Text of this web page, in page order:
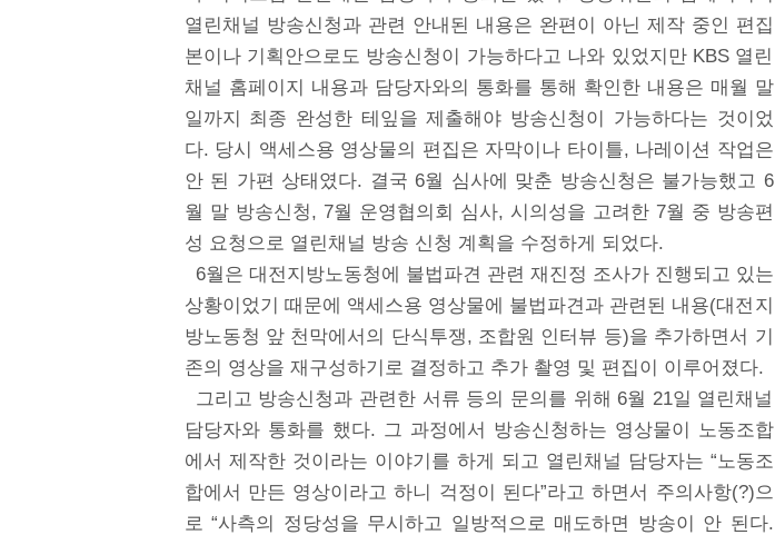
열린채널 방송신청과 관련 안내된 내용은 완편이 아닌 제작 중인 편집
본이나 기획안으로도 방송신청이 가능하다고 나와 있었지만 KBS 열린
채널 홈페이지 내용과 담당자와의 통화를 통해 확인한 내용은 매월 말
일까지 최종 완성한 테잎을 제출해야 방송신청이 가능하다는 것이었
다. 당시 액세스용 영상물의 편집은 자막이나 타이틀, 나레이션 작업은
안 된 가편 상태였다. 결국 6월 심사에 맞춘 방송신청은 불가능했고 6
월 말 방송신청, 7월 운영협의회 심사, 시의성을 고려한 7월 중 방송편
성 요청으로 열린채널 방송 신청 계획을 수정하게 되었다.
6월은 대전지방노동청에 불법파견 관련 재진정 조사가 진행되고 있는
상황이었기 때문에 액세스용 영상물에 불법파견과 관련된 내용(대전지
방노동청 앞 천막에서의 단식투쟁, 조합원 인터뷰 등)을 추가하면서 기
존의 영상을 재구성하기로 결정하고 추가 촬영 및 편집이 이루어졌다.
그리고 방송신청과 관련한 서류 등의 문의를 위해 6월 21일 열린채널
담당자와 통화를 했다. 그 과정에서 방송신청하는 영상물이 노동조합
에서 제작한 것이라는 이야기를 하게 되고 열린채널 담당자는 “노동조
합에서 만든 영상이라고 하니 걱정이 된다”라고 하면서 주의사항(?)으
로 “사측의 정당성을 무시하고 일방적으로 매도하면 방송이 안 된다.